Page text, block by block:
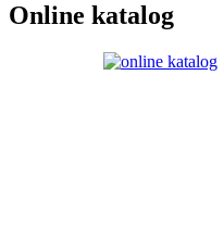
Online katalog